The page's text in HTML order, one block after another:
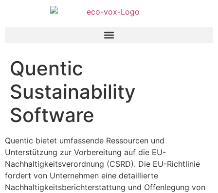
Quentic
Sustainability
Software
Quentic bietet umfassende Ressourcen und
Unterstützung zur Vorbereitung auf die EU-
Nachhaltigkeitsverordnung (CSRD). Die EU-Richtlinie
fordert von Unternehmen eine detaillierte
Nachhaltigkeitsberichterstattung und Offenlegung von